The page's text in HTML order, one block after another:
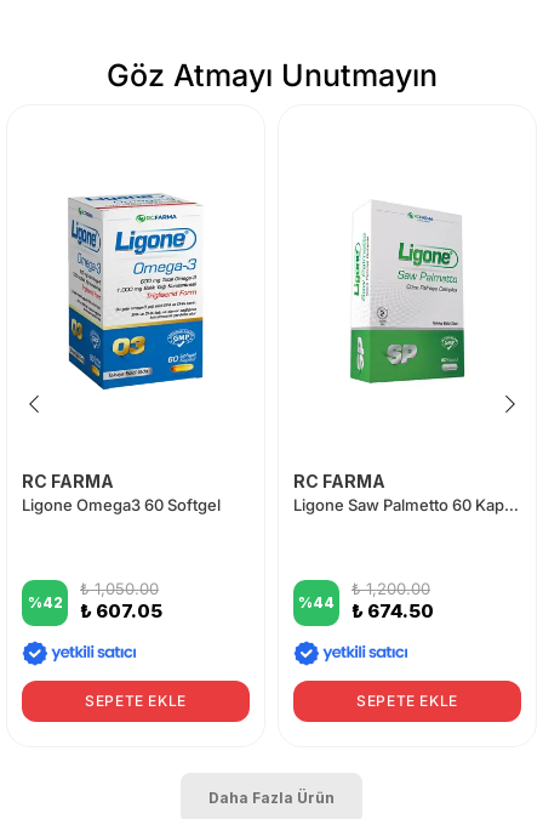
Göz Atmayı Unutmayın
RC FARMA
Ligone Omega3 60 Softgel
%42
₺ 1,050.00
₺ 607.05
SEPETE EKLE
RC FARMA
Ligone Saw Palmetto 60 Kapsül
%44
₺ 1,200.00
₺ 674.50
SEPETE EKLE
Daha Fazla Ürün